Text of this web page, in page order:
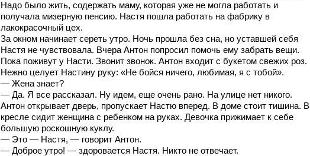
Надо было жить, содержать маму, которая уже не могла работать и
получала мизерную пенсию. Настя пошла работать на фабрику в
лакокрасочный цех.
За окном начинает сереть утро. Ночь прошла без сна, но уставшей себя
Настя не чувствовала. Вчера Антон попросил помочь ему забрать вещи.
Пока поживут у Насти. Звонит звонок. Антон входит с букетом свежих роз.
Нежно целует Настину руку: «Не бойся ничего, любимая, я с тобой».
— Жена знает?
— Да. Я все рассказал. Ну идем, еще очень рано. На улице нет никого.
Антон открывает дверь, пропускает Настю вперед. В доме стоит тишина. В
кресле сидит женщина с ребенком на руках. Девочка прижимает к себе
большую роскошную куклу.
— Это — Настя, — говорит Антон.
— Доброе утро! — здоровается Настя. Никто не отвечает.